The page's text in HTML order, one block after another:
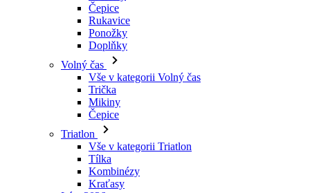
Volný čas
Vše v kategorii Volný čas
Trička
Mikiny
Čepice
Triatlon
Vše v kategorii Triatlon
Tílka
Kombinézy
Kraťasy
Léto 2026
Týmové repliky
Speciální edice
Doprodej
Dárkové poukazy